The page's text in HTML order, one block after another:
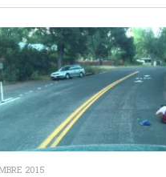
2015